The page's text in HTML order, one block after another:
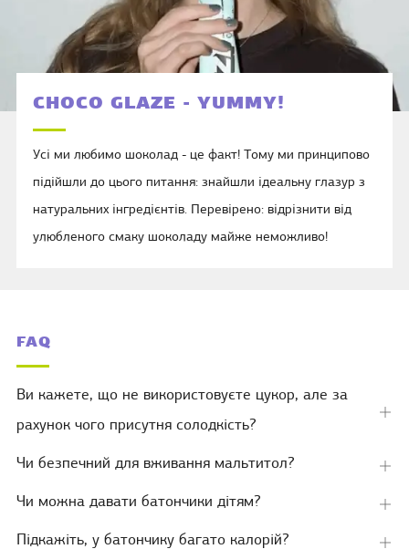
CHOCO GLAZE - YUMMY!
Усі ми любимо шоколад - це факт! Тому ми принципово
підійшли до цього питання: знайшли ідеальну глазур з
натуральних інгредієнтів. Перевірено: відрізнити від
улюбленого смаку шоколаду майже неможливо!
FAQ
Ви кажете, що не використовуєте цукор, але за
рахунок чого присутня солодкість?
Чи безпечний для вживання мальтитол?
Чи можна давати батончики дітям?
Підкажіть, у батончику багато калорій?